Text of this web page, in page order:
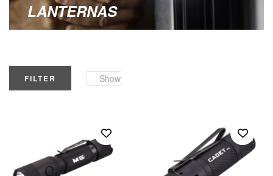
LANTERNAS
FILTER Show